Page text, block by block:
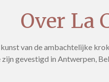
Over La
van de ambachtelijke
zijn gevestigd in Antwerpen,